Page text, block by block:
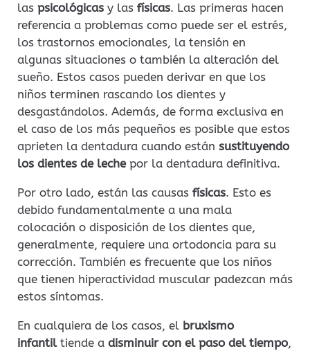
las psicológicas y las físicas. Las primeras hacen
referencia a problemas como puede ser el estrés,
los trastornos emocionales, la tensión en
algunas situaciones o también la alteración del
sueño. Estos casos pueden derivar en que los
niños terminen rascando los dientes y
desgastándolos. Además, de forma exclusiva en
el caso de los más pequeños es posible que estos
aprieten la dentadura cuando están sustituyendo
los dientes de lechepor la dentadura definitiva.
Por otro lado, están las causas físicas. Esto es
debido fundamentalmente a una mala
colocación o disposición de los dientes que,
generalmente, requiere una ortodoncia para su
corrección. También es frecuente que los niños
que tienen hiperactividad muscular padezcan más
estos síntomas.
En cualquiera de los casos, el bruxismo
infantil tiende a disminuir con el paso del tiempo,